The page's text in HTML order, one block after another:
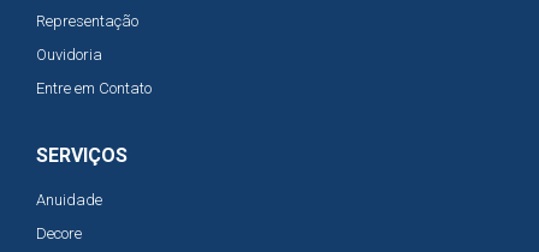
Representação
Ouvidoria
Entre em Contato
SERVIÇOS
Anuidade
Decore